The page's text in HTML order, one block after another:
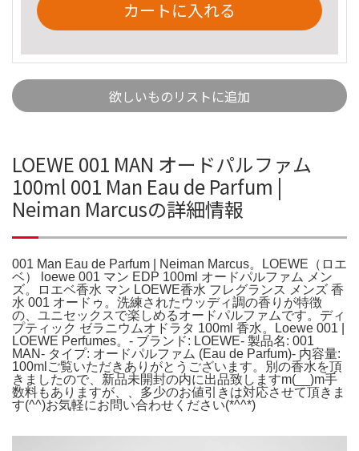
カートに入れる
欲しいものリストに追加
LOEWE 001 MAN オードパルファム
100ml 001 Man Eau de Parfum |
Neiman Marcusの詳細情報
001 Man Eau de Parfum | Neiman Marcus。LOEWE（ロエ
ベ） loewe 001 マン EDP 100ml オードパルファム メン
ズ。ロエベ香水 マン LOEWE香水 フレグランス メンズ 香
水 001 オードゥ。洗練されたウッディ調の香りが特徴
の、ユニセックスで楽しめるオードパルファムです。ディ
プティック ゼラニウムオドラタ 100ml 香水。Loewe 001 |
LOEWE Perfumes。- ブランド: LOEWE- 製品名: 001
MAN- タイプ: オードパルファム (Eau de Parfum)- 内容量:
100mlご覧いただきありがとうございます。別の香水を頂
きましたので、新品未開封の内に出品致しますm(__)m手
数料もありますが、、多少のお値引きは対応させて頂きま
す(^^)お気軽にお問い合わせください(*^^*)